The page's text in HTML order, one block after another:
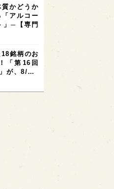
かどうか
アルコー
」─【専門
銘柄のお
「第16回
が、8/…